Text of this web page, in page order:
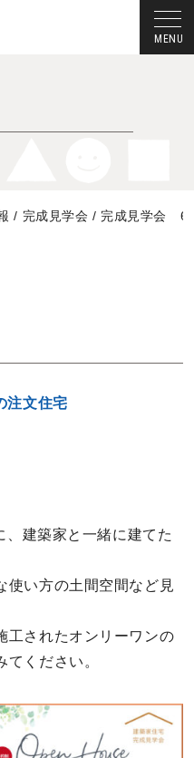
/ 完成見学会 / 完成見学会 6/
注文住宅
建築家と一緒に建てた
使い方の土間空間など見
工されたオンリーワンの
ください。